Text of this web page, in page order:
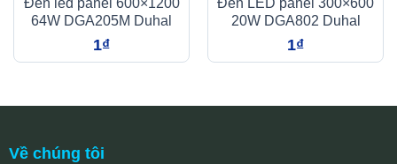
64W DGA205M Duhal
1₫
20W DGA802 Duhal
1₫
Về chúng tôi